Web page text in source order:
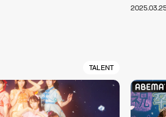
TALENT